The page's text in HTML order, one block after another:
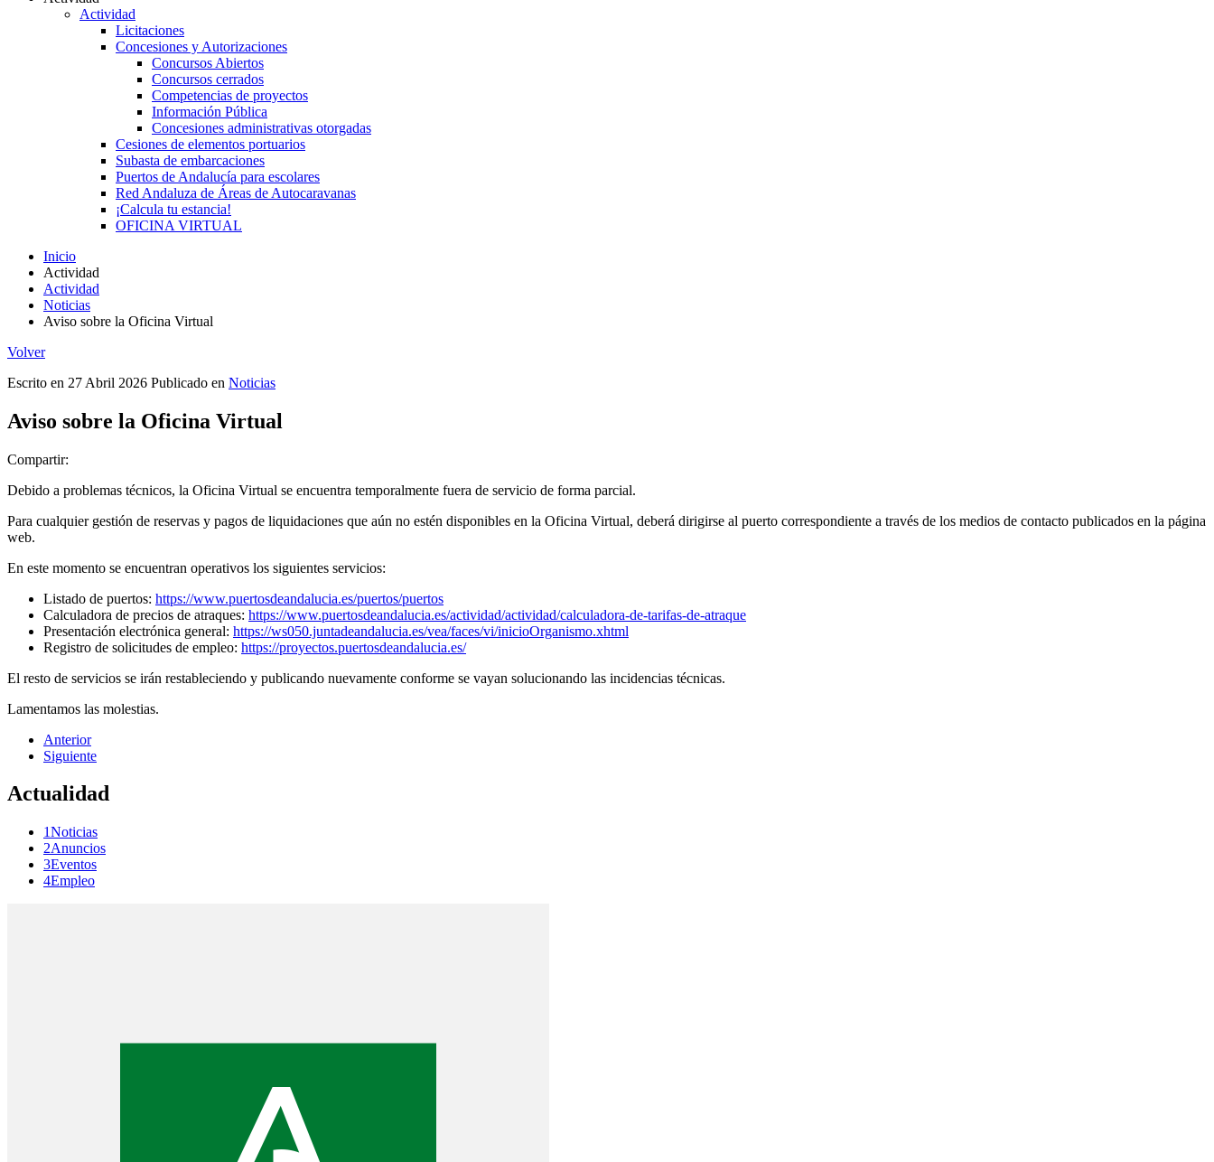
Actividad
Licitaciones
Concesiones y Autorizaciones
Concursos Abiertos
Concursos cerrados
Competencias de proyectos
Información Pública
Concesiones administrativas otorgadas
Cesiones de elementos portuarios
Subasta de embarcaciones
Puertos de Andalucía para escolares
Red Andaluza de Áreas de Autocaravanas
¡Calcula tu estancia!
OFICINA VIRTUAL
Inicio
Actividad
Actividad
Noticias
Aviso sobre la Oficina Virtual
Volver
Escrito en 27 Abril 2026 Publicado en Noticias
Aviso sobre la Oficina Virtual
Compartir:
Debido a problemas técnicos, la Oficina Virtual se encuentra temporalmente fuera de servicio de forma parcial.
Para cualquier gestión de reservas y pagos de liquidaciones que aún no estén disponibles en la Oficina Virtual, deberá dirigirse al puerto correspondiente a través de los medios de contacto publicados en la página
web.
En este momento se encuentran operativos los siguientes servicios:
Listado de puertos: https://www.puertosdeandalucia.es/puertos/puertos
Calculadora de precios de atraques: https://www.puertosdeandalucia.es/actividad/actividad/calculadora-de-tarifas-de-atraque
Presentación electrónica general: https://ws050.juntadeandalucia.es/vea/faces/vi/inicioOrganismo.xhtml
Registro de solicitudes de empleo: https://proyectos.puertosdeandalucia.es/
El resto de servicios se irán restableciendo y publicando nuevamente conforme se vayan solucionando las incidencias técnicas.
Lamentamos las molestias.
Anterior
Siguiente
Actualidad
1Noticias
2Anuncios
3Eventos
4Empleo